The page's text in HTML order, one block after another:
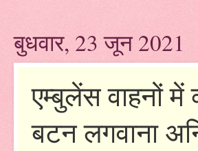
बुधवार, 23 जून 2021
एम्बुलेंस वाहनों
बटन लगवाना